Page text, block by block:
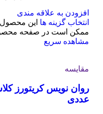
افزودن به علاقه مندی
انتخاب گزینه ها این محصول
ممکن است در صفحه
مشاهده سریع
مقایسه
عددی